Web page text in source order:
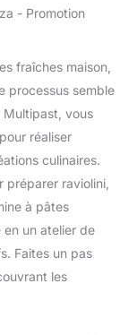
fraîches maison,
processus semble
Multipast, vous
réaliser
culinaires.
préparer raviolini,
à pâtes
en un atelier de
Faites un pas
les